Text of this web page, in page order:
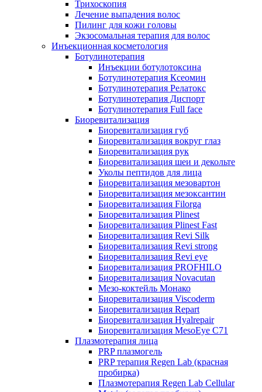
Трихоскопия
Лечение выпадения волос
Пилинг для кожи головы
Экзосомальная терапия для волос
Инъекционная косметология
Ботулинотерапия
Инъекции ботулотоксина
Ботулинотерапия Ксеомин
Ботулинотерапия Релатокс
Ботулинотерапия Диспорт
Ботулинотерапия Full face
Биоревитализация
Биоревитализация губ
Биоревитализация вокруг глаз
Биоревитализация рук
Биоревитализация шеи и декольте
Уколы пептидов для лица
Биоревитализация мезовартон
Биоревитализация мезоксантин
Биоревитализация Filorga
Биоревитализация Plinest
Биоревитализация Plinest Fast
Биоревитализация Revi Silk
Биоревитализация Revi strong
Биоревитализация Revi eye
Биоревитализация PROFHILO
Биоревитализация Novacutan
Мезо-коктейль Монако
Биоревитализация Viscoderm
Биоревитализация Repart
Биоревитализация Hyalrepair
Биоревитализация MesoEye C71
Плазмотерапия лица
PRP плазмогель
PRP терапия Regen Lab (красная
пробирка)
Плазмотерапия Regen Lab Cellular